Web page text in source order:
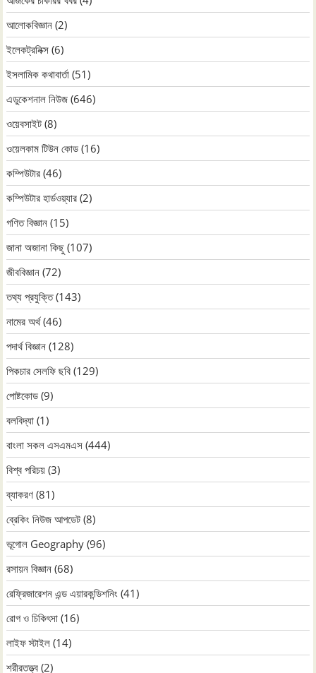
আলোকবিজ্ঞান (2)
ইলেকট্রনিক্স (6)
ইসলামিক কথাবার্তা (51)
এডুকেশনাল নিউজ (646)
ওয়েবসাইট (8)
ওয়েলকাম টিউন কোড (16)
কম্পিউটার (46)
কম্পিউটার হার্ডওয়্যার (2)
গণিত বিজ্ঞান (15)
জানা অজানা কিছু (107)
জীববিজ্ঞান (72)
তথ্য প্রযুক্তি(143)
নামের অর্থ(46)
পদার্থ বিজ্ঞান (128)
পিকচার সেলফি ছবি (129)
পোষ্টকোড (9)
বলবিদ্যা (1)
বাংলা সকল এসএমএস (444)
বিশ্ব পরিচয় (3)
ব্যাকরণ (81)
ব্রেকিং নিউজ আপডেট (8)
ভূগোল Geography (96)
রসায়ন বিজ্ঞান (68)
রেফ্রিজারেশন এন্ড এয়ারকন্ডিশনিং (41)
রোগ ও চিকিৎসা (16)
লাইফ স্টাইল (14)
শরীরতত্ত্ব (2)